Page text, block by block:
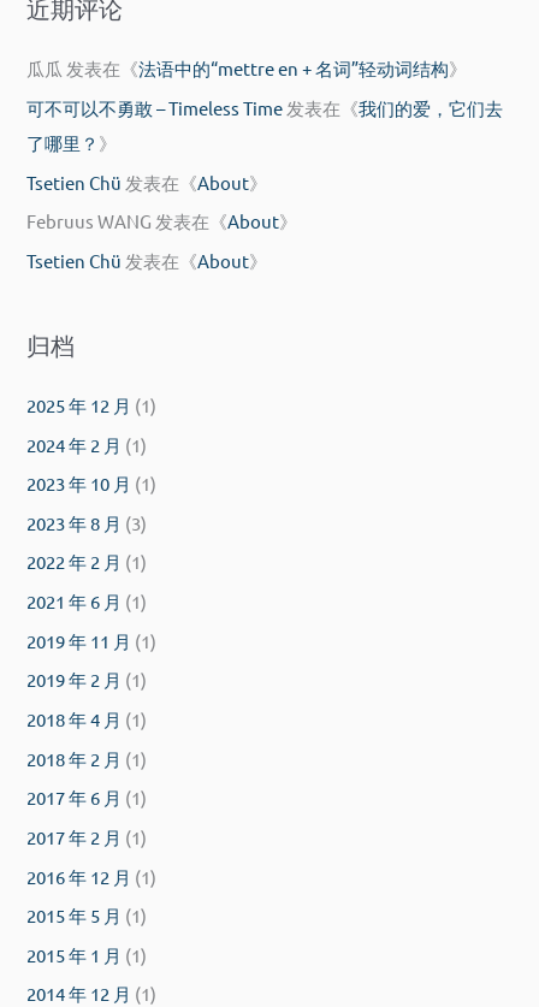
近期评论
瓜瓜 发表在《法语中的“mettre en + 名词”轻动词结构》
可不可以不勇敢 – Timeless Time 发表在《我们的爱，它们去
了哪里？ 》
Tsetien Chü 发表在《About》
Februus WANG 发表在《About》
Tsetien Chü 发表在《About》
归档
2025 年 12 月 (1)
2024 年 2 月 (1)
2023 年 10 月 (1)
2023 年 8 月 (3)
2022 年 2 月 (1)
2021 年 6 月 (1)
2019 年 11 月 (1)
2019 年 2 月 (1)
2018 年 4 月 (1)
2018 年 2 月 (1)
2017 年 6 月 (1)
2017 年 2 月 (1)
2016 年 12 月 (1)
2015 年 5 月 (1)
2015 年 1 月 (1)
2014 年 12 月 (1)